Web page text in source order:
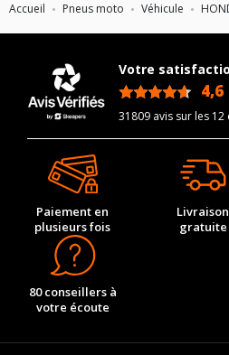
Accueil Pneus moto Véhicule
Votre
4,6
31809 avis sur les
Paiement en
plusieurs fois
Livraison
gratuite
80 conseillers à
votre écoute